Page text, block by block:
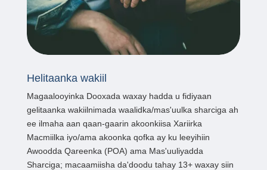
Helitaanka wakiil
Magaalooyinka Dooxada waxay hadda u fidiyaan
gelitaanka wakiilnimada waalidka/mas'uulka sharciga ah
ee ilmaha aan qaan-gaarin akoonkiisa Xariirka
Macmiilka iyo/ama akoonka qofka ay ku leeyihiin
Awoodda Qareenka (POA) ama Mas'uuliyadda
Sharciga; macaamiisha da'doodu tahay 13+ waxay siin